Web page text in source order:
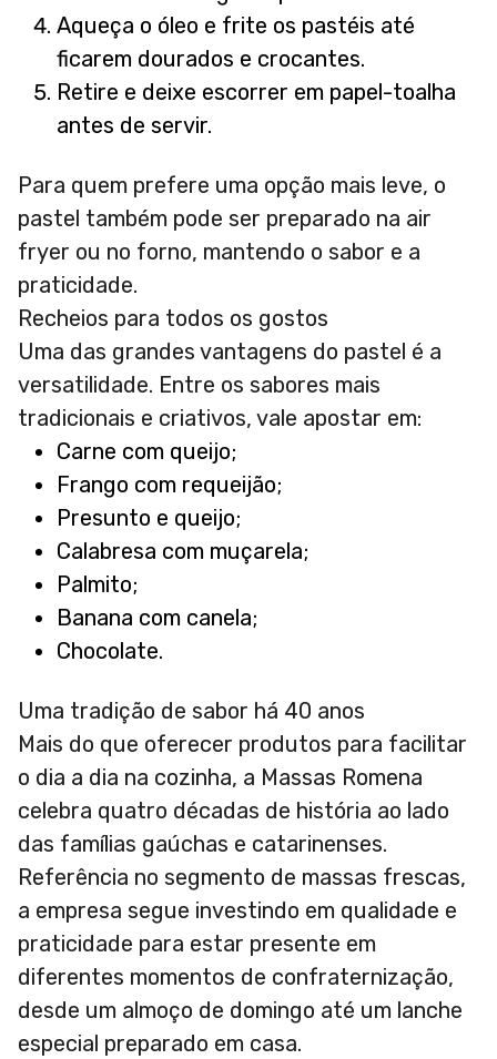
Aqueça o óleo e frite os pastéis até
ficarem dourados e crocantes.
Retire e deixe escorrer em papel-toalha
antes de servir.
Para quem prefere uma opção mais leve, o
pastel também pode ser preparado na air
fryer ou no forno, mantendo o sabor e a
praticidade.
Recheios para todos os gostos
Uma das grandes vantagens do pastel é a
versatilidade. Entre os sabores mais
tradicionais e criativos, vale apostar em:
Carne com queijo;
Frango com requeijão;
Presunto e queijo;
Calabresa com muçarela;
Palmito;
Banana com canela;
Chocolate.
Uma tradição de sabor há 40 anos
Mais do que oferecer produtos para facilitar
o dia a dia na cozinha, a Massas Romena
celebra quatro décadas de história ao lado
das famílias gaúchas e catarinenses.
Referência no segmento de massas frescas,
a empresa segue investindo em qualidade e
praticidade para estar presente em
diferentes momentos de confraternização,
desde um almoço de domingo até um lanche
especial preparado em casa.